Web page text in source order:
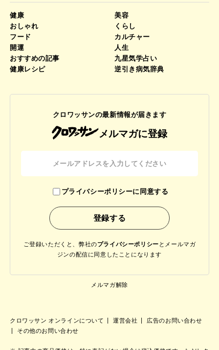
健康
美容
おしゃれ
くらし
フード
カルチャー
開運
人生
おすすめの記事
九星気学占い
健康レシピ
逆引き病気辞典
クロワッサンの最新情報が届きます
メルマガに登録
プライバシーポリシーに同意する
ご登録いただくと、弊社のプライバシーポリシー と メールマガ
ジンの配信に同意したことになります
メルマガ解除
クロワッサン オンラインについて 運営会社
広告のお問い合わせ
その他のお問い合わせ